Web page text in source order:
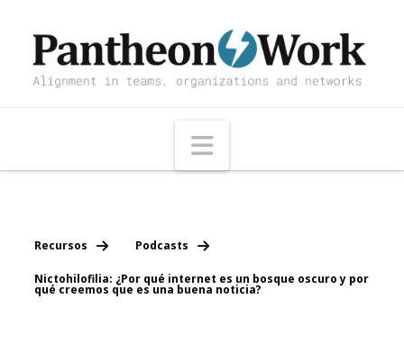
Navigation
Recursos Podcasts
Nictohilofilia: ¿Por qué internet es un bosque oscuro y por
qué creemos que es una buena noticia?